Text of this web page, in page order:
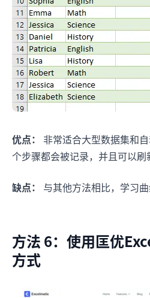
优点：
非常适合大型数据集和
个步骤都会被记录，并且可以刷
缺点： 与其他方法相比，学习曲
方法 6：使用匡优
方式